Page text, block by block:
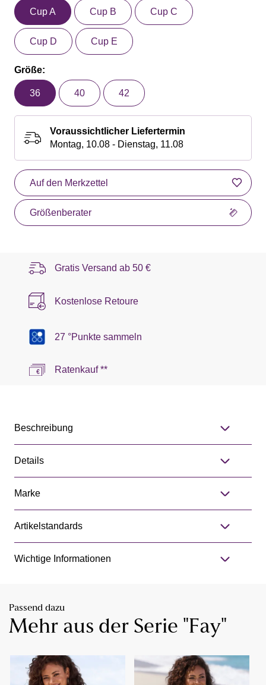
Cup A Cup B Cup C
Cup D Cup E
Größe:
36 40 42
Voraussichtlicher Liefertermin
Montag, 10.08 - Dienstag, 11.08
Auf den Merkzettel
Größenberater
Gratis Versand ab 50 €
Kostenlose Retoure
27 °Punkte sammeln
Ratenkauf **
Beschreibung
Details
Marke
Artikelstandards
Wichtige Informationen
Passend dazu
Mehr aus der Serie "Fay"